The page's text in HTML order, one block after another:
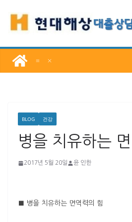
로
너
BLOG 건강
병을 치유하는
2017년 5월 20일 윤 인한
■ 병을 치유하는 면역력의 힘